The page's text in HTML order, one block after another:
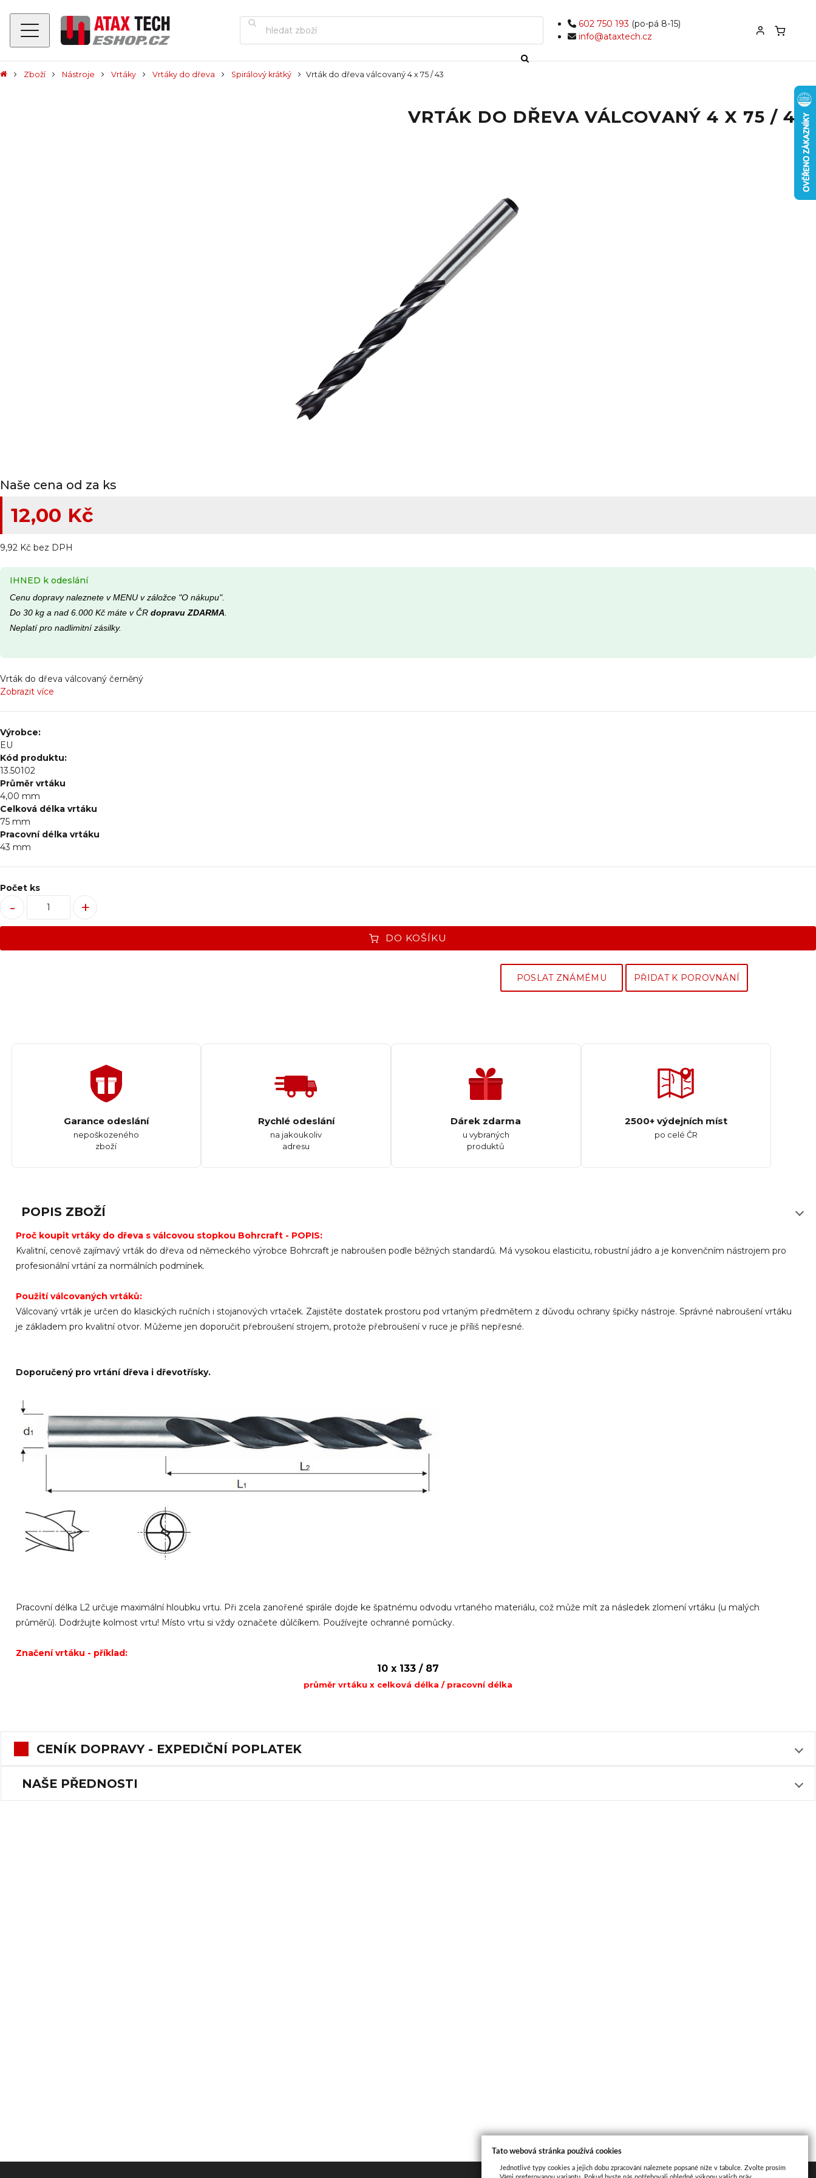
602 750 193 (po-pá 8-15)
info@ataxtech.cz
Zboží Nástroje Vrtáky Vrtáky do dřeva Spirálový krátký Vrták do dřeva válcovaný 4 x 75 / 43
VRTÁK DO DŘEVA VÁLCOVANÝ 4 X 75 / 43
Naše cena od za ks
12,00 Kč
9,92 Kč bez DPH
IHNED k odeslání
Cenu dopravy naleznete v MENU v záložce "O nákupu".
Do 30 kg a nad 6.000 Kč máte v ČR dopravu ZDARMA
Neplatí pro nadlimitní zásilky.
Vrták do dřeva válcovaný černěný
Zobrazit více
Výrobce:
EU
Kód produktu:
13.50102
Průměr vrtáku
4,00 mm
Celková délka vrtáku
75 mm
Pracovní délka vrtáku
43 mm
DO KOŠÍKU
Počet ks
+
-
POSLAT ZNÁMÉMU PŘIDAT K POROVNÁNÍ
Garance odeslání
nepoškozeného
zboží
Rychlé odeslání
na jakoukoliv
adresu
Dárek zdarma
u vybraných
produktů
2500+ výdejních míst
po celé ČR
POPIS ZBOŽÍ
Proč koupit vrtáky do dřeva s válcovou stopkou Bohrcraft - POPIS:
Kvalitní, cenově zajímavý vrták do dřeva od německého výrobce Bohrcraft je nabroušen podle běžných standardů. Má vysokou elasticitu, robustní jádro a je konvenčním nástrojem pro
profesionální vrtání za normálních podmínek.
Použití válcovaných vrtáků:
Válcovaný vrták je určen do klasických ručních i stojanových vrtaček. Zajistěte dostatek prostoru pod vrtaným předmětem z důvodu ochrany špičky nástroje. Správné nabroušení vrtáku
je základem pro kvalitní otvor. Můžeme jen doporučit přebroušení strojem, protože přebroušení v ruce je příliš nepřesné.
Doporučený pro vrtání dřeva i dřevotřísky.
Pracovní délka L2 určuje maximální hloubku vrtu. Při zcela zanořené spirále dojde ke špatnému odvodu vrtaného materiálu, což může mít za následek zlomení vrtáku (u malých
průměrů). Dodržujte kolmost vrtu! Místo vrtu si vždy označete důlčíkem. Používejte ochranné pomůcky.
Značení vrtáku - příklad:
10 x 133 / 87
průměr vrtáku x celková délka / pracovní délka
CENÍK DOPRAVY - EXPEDIČNÍ POPLATEK
NAŠE PŘEDNOSTI
Tato webová stránka používá cookies
Jednotlivé typy cookies a jejich dobu zpracování naleznete popsané níže v tabulce. Zvolte prosím